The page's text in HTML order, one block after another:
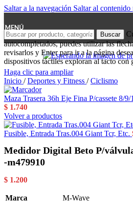
Saltar a la navegación Saltar al
MENÚ
Buscar
autocompletados, puedes utilizar las
revisarlos y Enter para ir a la página
dispositivos táctiles exploran al tacto con
Haga clic para ampliar
Inicio / Deportes y Fitness / Ciclismo
Maza Trasera 36h Eje Fina P/cassete 8/
$ 1.740
Volver a productos
Fusible, Entrada Tras.004 Giant Tcr, Etc.
Medidor Digital Beto P/
-m479910
$ 1.200
Marca M-Wave